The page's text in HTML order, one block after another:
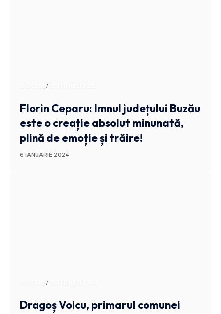
SOCIAL
Florin Ceparu: Imnul județului Buzău
este o creație absolut minunată,
plină de emoție și trăire!
6 IANUARIE 2024
SOCIAL
Dragoș Voicu, primarul comunei